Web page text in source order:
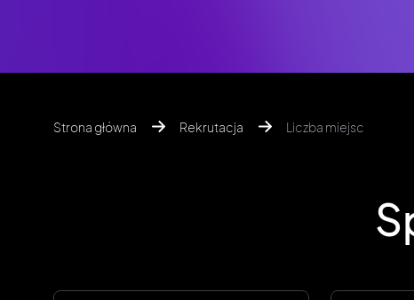
Strona główna Rekrutacja Liczba miejsc